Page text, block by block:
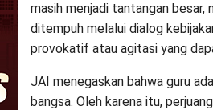
masih menjadi tantangan besar,
ditempuh melalui dialog
provokatif atau agitasi yang
JAI menegaskan bahwa guru
bangsa. Oleh karena itu,